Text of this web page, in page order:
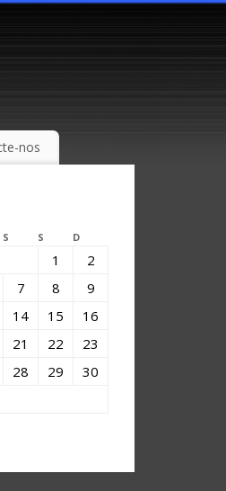
nos
S S D
1
2
7 8
9
14 15
16
21 22
23
28 29
30